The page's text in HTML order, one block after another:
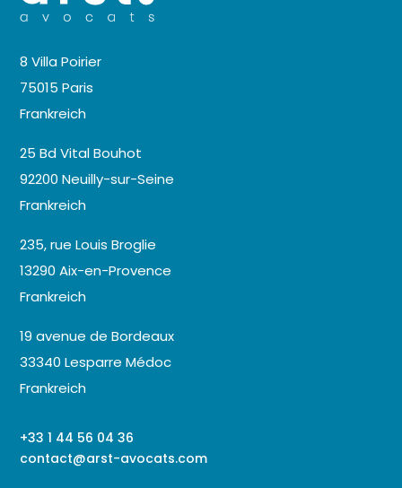
8 Villa Poirier
75015 Paris
Frankreich
25 Bd Vital Bouhot
92200 Neuilly-sur-Seine
Frankreich
235, rue Louis Broglie
13290 Aix-en-Provence
Frankreich
19 avenue de Bordeaux
33340 Lesparre Médoc
Frankreich
+33 1 44 56 04 36
contact@arst-avocats.com